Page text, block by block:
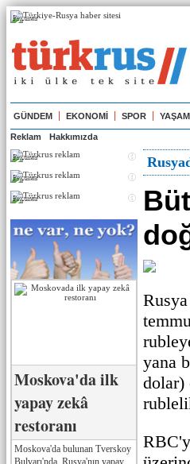
Реклама
GÜNDEM EKONOMİ SPOR YAŞAM
Reklam Hakkımızda
Реклама
Реклама
Реклама
Moskova'da ilk
yapay zekâ
restoranı
Moskova'da bulunan Tverskoy
Bulvarı'nda, Rusya'nın yapay
yana
dolar)